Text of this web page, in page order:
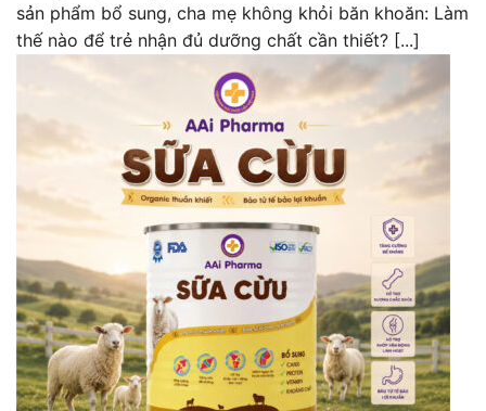
sản phẩm bổ sung, cha mẹ không khỏi băn khoăn: Làm
thế nào để trẻ nhận đủ dưỡng chất cần thiết? [...]